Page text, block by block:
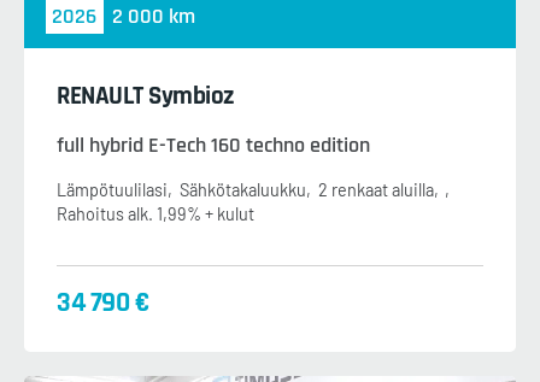
2026 2 000 km
RENAULT Symbioz
full hybrid E-Tech 160 techno edition
Lämpötuulilasi Sähkötakaluukku
2 renkaat aluilla
Rahoitus alk. 1,99% + kulut
34 790 €